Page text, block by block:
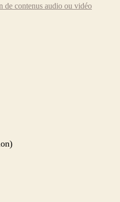
de contenus audio ou vidéo